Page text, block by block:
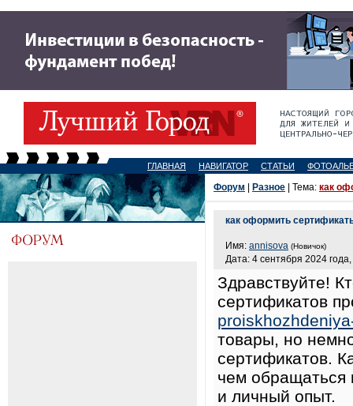
ГЛАВНАЯ НАВИГАТОР СТАТЬИ
Форум Разное | Тема: как
как оформить
Имя: annisova (Новичок)
Дата: 4 сентября 2024
Здравствуйте!
сертификатов
товары, но
сертификатов.
чем обращаться
и личный опыт.